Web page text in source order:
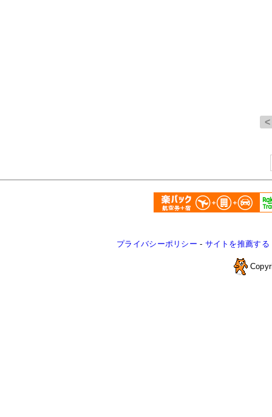
プライバシーポリシー - サイトを推薦する